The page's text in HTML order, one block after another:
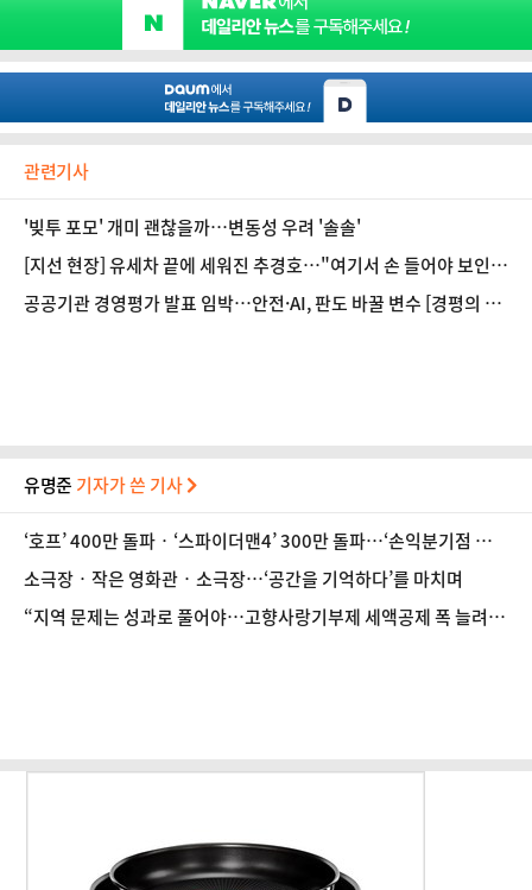
관련기사
'빚투 포모' 개미 괜찮을까…변동성 우려 '솔솔'
[지선 현장] 유세차 끝에 세워진 추경호…"여기서 손 들어야 보인
다"
공공기관 경영평가 발표 임박…안전·AI, 판도 바꿀 변수 [경평의 시
유명준 기자가 쓴 기사
‘호프’ 400만 돌파‧‘스파이더맨4’ 300만 돌파…‘손익분기점 돌
파’‧‘천만 관객’ 이룰까
소극장‧작은 영화관‧소극장…‘공간을 기억하다’를 마치며
“지역 문제는 성과로 풀어야…고향사랑기부제 세액공제 폭 늘려